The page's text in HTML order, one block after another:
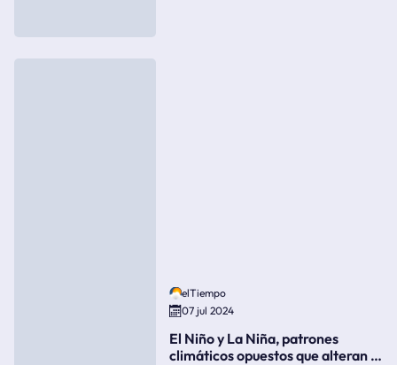
elTiempo
07 jul 2024
El Niño y La Niña, patrones
climáticos opuestos que alteran la